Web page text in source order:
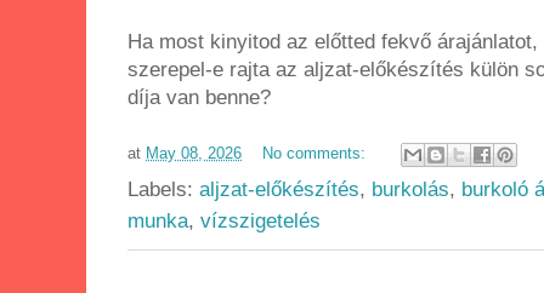
Ha most kinyitod az előtted fekvő
szerepel-e rajta az aljzat-előkészítés külön
díja van benne?
at May 08, 2026 No comments:
Labels: aljzat-előkészítés, burkolás, burkoló
munka, vízszigetelés